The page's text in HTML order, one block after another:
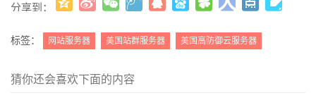
分享到：
( )
标签： 网站服务器 美国站群服务器 美国高防御云服务器
猜你还会喜欢下面的内容